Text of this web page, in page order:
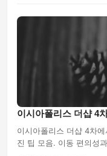
이시아폴리스 더샵 4
이시아폴리스 더샵 4차
진 팁 모음. 이동 편의성